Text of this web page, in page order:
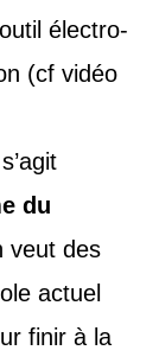
électro-
(cf vidéo
du
veut des
actuel
finir à la